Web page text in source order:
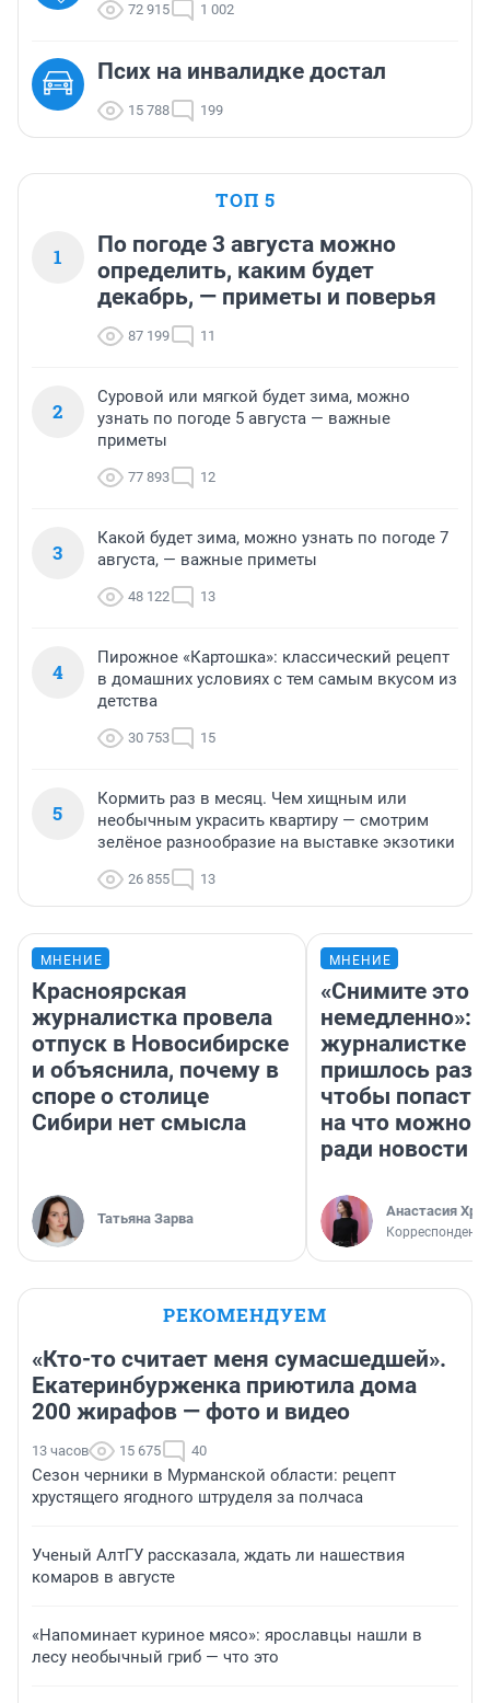
72 915 1 002
Псих на инвалидке достал
15 788 199
ТОП 5
1
По погоде 3 августа можно
определить, каким будет
декабрь, — приметы и поверья
87 199 11
2
Суровой или мягкой будет зима, можно
узнать по погоде 5 августа — важные
приметы
77 893 12
3
Какой будет зима, можно узнать по погоде 7
августа, — важные приметы
48 122 13
4
Пирожное «Картошка»: классический рецепт
в домашних условиях с тем самым вкусом из
детства
30 753 15
5
Кормить раз в месяц. Чем хищным или
необычным украсить квартиру — смотрим
зелёное разнообразие на выставке экзотики
26 855 13
МНЕНИЕ
Красноярская
журналистка провела
отпуск в Новосибирске
и объяснила, почему в
споре о столице
Сибири нет смысла
Татьяна Зарва
МНЕНИЕ
«Снимите это
немедленно»:
журналистке
пришлось
чтобы попасть
на что можно
ради новости
Анастасия
Корреспондент
РЕКОМЕНДУЕМ
«Кто-то считает меня сумасшедшей».
Екатеринбурженка приютила дома
200 жирафов — фото и видео
13 часов 15 675 40
Сезон черники в Мурманской области: рецепт
хрустящего ягодного штруделя за полчаса
Ученый АлтГУ рассказала, ждать ли нашествия
комаров в августе
«Напоминает куриное мясо»: ярославцы нашли в
лесу необычный гриб — что это